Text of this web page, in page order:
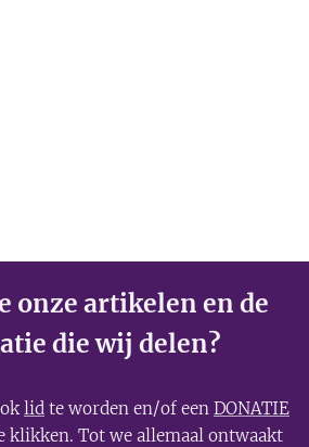
onze artikelen en de
die wij delen?
lid te worden en/of een DONATIE
klikken. Tot we allemaal ontwaakt